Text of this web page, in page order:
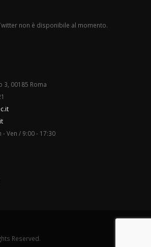
non è disponibile al momento.
3, 00185 Roma
Reserved.